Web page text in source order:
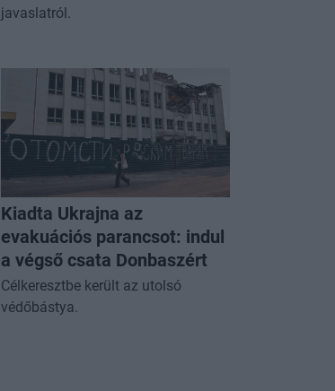
javaslatról.
Kiadta Ukrajna az
evakuációs parancsot: indul
a végső csata Donbaszért
Célkeresztbe került az utolsó
védőbástya.